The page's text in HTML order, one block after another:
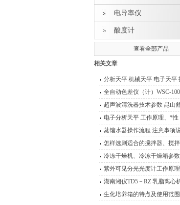
电导率仪
酸度计
查看全部产品
相关文章
分析天平 机械天平 电子天平
精密天平 电子秤 扭力天平
平 静水力学天平 酸度计 电导
仪 离子计 滴定仪 水份测定仪
度计 OR
全自动色差仪（计）WSC-
说明书
超声波清洗器技术参数 昆山
器产品型号 报价
电子分析天平 工作原理、*性
蒸馏水器操作流程 注意事项
怎样选则适合的搅拌器、搅
型号 功能介绍
冷冻干燥机、冷冻干燥箱参
紫外可见分光光度计工作原
湖南湘仪TD5－RZ 乳脂离心
脂离心机技术参数
生化培养箱的特点及使用范围